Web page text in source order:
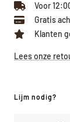
Voor
Gratis
Klanten
Lees onze
Lijm nodig?